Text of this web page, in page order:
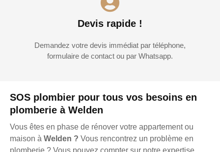
SOS plombier pour tous vos besoins en
plomberie à Welden
Vous êtes en phase de rénover votre appartement ou
maison à Welden ? Vous rencontrez un problème en
Devis rapide !
Demandez votre devis immédiat par téléphone,
formulaire de contact ou par Whatsapp.